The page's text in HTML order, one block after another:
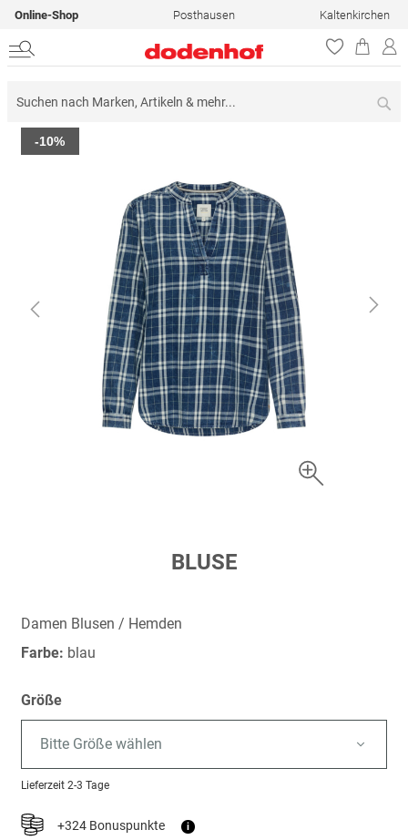
Online-Shop Posthausen Kaltenkirchen
Zum
Ende
-10%
springen
BLUSE
Damen Blusen / Hemden
Farbe: blau
Größe
Bitte Größe wählen
Lieferzeit 2-3 Tage
+324 Bonuspunkte i